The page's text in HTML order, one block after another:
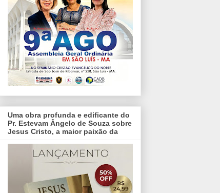
Uma obra profunda e edificante do
Pr. Estevam Ângelo de Souza sobre
Jesus Cristo, a maior paixão da